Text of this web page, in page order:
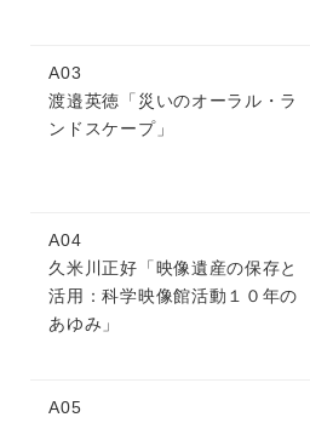
A03
渡邉英徳「災いのオーラル・ラ
ンドスケープ」
A04
久米川正好「映像遺産の保存と
活用：科学映像館活動１０年の
あゆみ」
A05